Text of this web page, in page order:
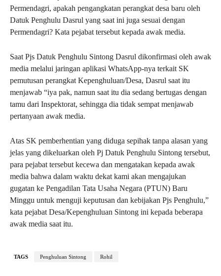
Permendagri, apakah pengangkatan perangkat desa baru oleh
Datuk Penghulu Dasrul yang saat ini juga sesuai dengan
Permendagri? Kata pejabat tersebut kepada awak media.
Saat Pjs Datuk Penghulu Sintong Dasrul dikonfirmasi oleh awak
media melalui jaringan aplikasi WhatsApp-nya terkait SK
pemutusan perangkat Kepenghuluan/Desa, Dasrul saat itu
menjawab “iya pak, namun saat itu dia sedang bertugas dengan
tamu dari Inspektorat, sehingga dia tidak sempat menjawab
pertanyaan awak media.
Atas SK pemberhentian yang diduga sepihak tanpa alasan yang
jelas yang dikeluarkan oleh Pj Datuk Penghulu Sintong tersebut,
para pejabat tersebut kecewa dan mengatakan kepada awak
media bahwa dalam waktu dekat kami akan mengajukan
gugatan ke Pengadilan Tata Usaha Negara (PTUN) Baru
Minggu untuk menguji keputusan dan kebijakan Pjs Penghulu,”
kata pejabat Desa/Kepenghuluan Sintong ini kepada beberapa
awak media saat itu.
TAGS Penghuluan Sintong Rohil